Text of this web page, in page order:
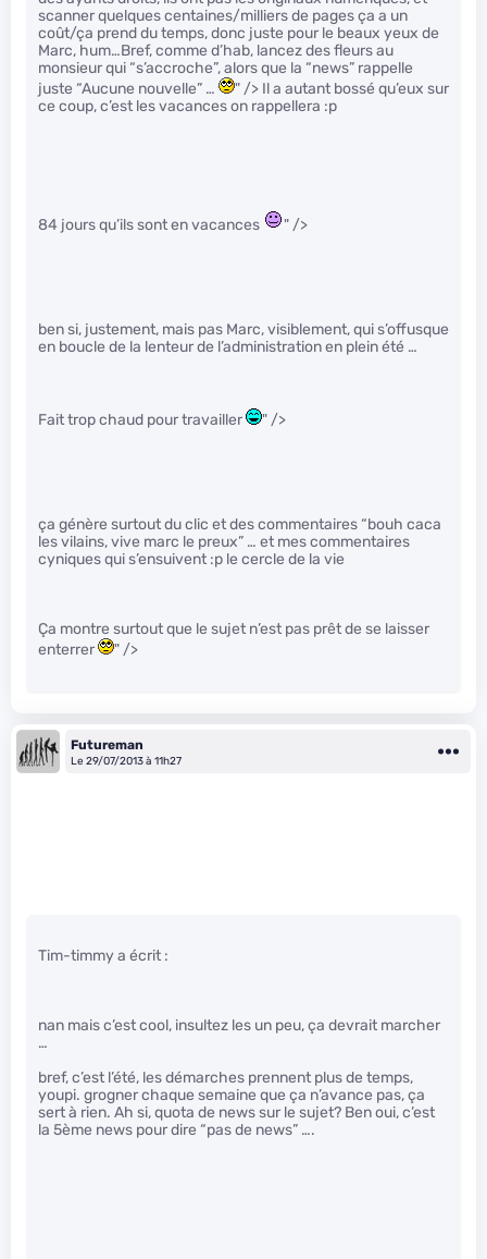
scanner quelques centaines/milliers de pages ça a un
coût/ça prend du temps, donc juste pour le beaux yeux de
Marc, hum…Bref, comme d’hab, lancez des fleurs au
monsieur qui “s’accroche”, alors que la “news” rappelle
juste “Aucune nouvelle” …
" /> Il a autant bossé qu’eux sur
ce coup, c’est les vacances on rappellera :p
84 jours qu’ils sont en vacances " />
ben si, justement, mais pas Marc, visiblement, qui s’offusque
en boucle de la lenteur de l’administration en plein été …
Fait trop chaud pour travailler " />
ça génère surtout du clic et des commentaires “bouh caca
les vilains, vive marc le preux” … et mes commentaires
cyniques qui s’ensuivent :p le cercle de la vie
Ça montre surtout que le sujet n’est pas prêt de se laisser
enterrer
" />
Futureman
Le 29/07/2013 à 11h27
Tim-timmy a écrit :
nan mais c’est cool, insultez les un peu, ça devrait marcher
…
bref, c’est l’été, les démarches prennent plus de temps,
youpi. grogner chaque semaine que ça n’avance pas, ça
sert à rien. Ah si, quota de news sur le sujet? Ben oui, c’est
la 5ème news pour dire “pas de news” ….